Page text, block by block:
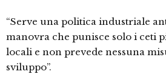
“Serve una politica industriale
manovra che punisce solo i ceti
locali e non prevede nessuna
sviluppo”.